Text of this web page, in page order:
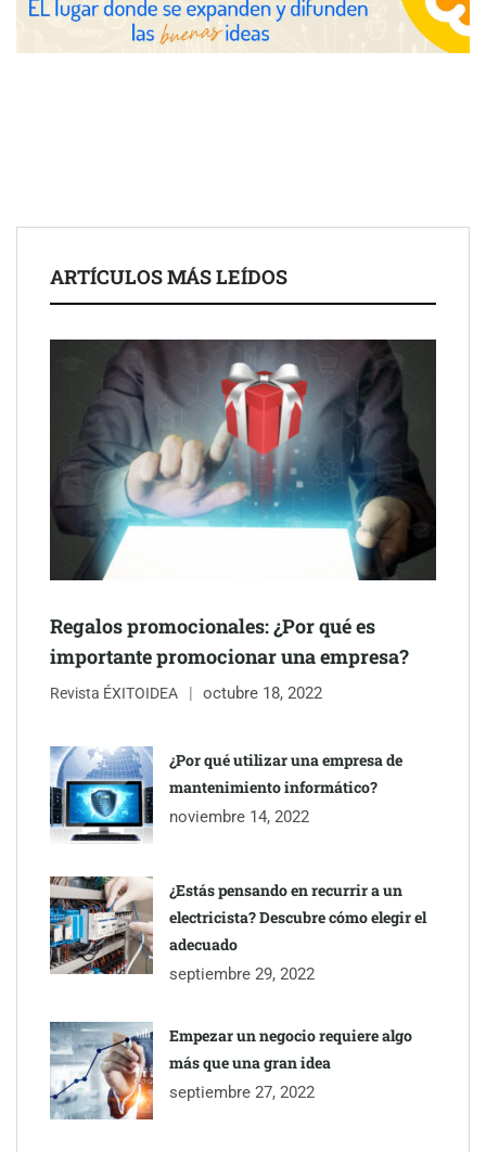
las posibilidades del salón profesional
Schaeffler mejora su rentabilidad en el primer semestre de 2026
NOVA: innovación y diseño que transforman espacios de la
mano de Tormo Franquicias
ARTÍCULOS MÁS LEÍDOS
Regalos promocionales: ¿Por qué es
importante promocionar una empresa?
Revista ÉXITOIDEA octubre 18, 2022
¿Por qué utilizar una empresa de
mantenimiento informático?
noviembre 14, 2022
¿Estás pensando en recurrir a un
electricista? Descubre cómo elegir el
adecuado
septiembre 29, 2022
Empezar un negocio requiere algo
más que una gran idea
septiembre 27, 2022